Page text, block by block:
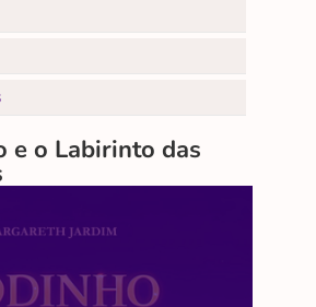
e o Labirinto das